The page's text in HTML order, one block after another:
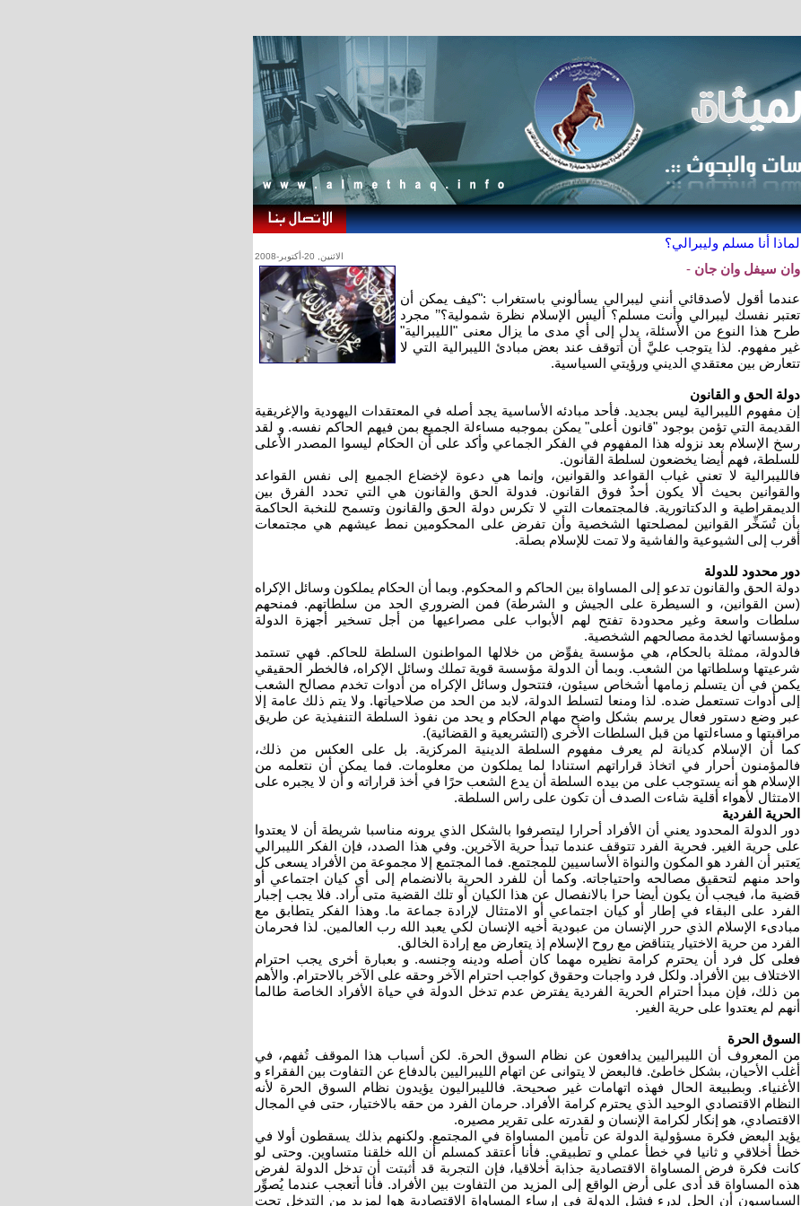
لماذا أنا مسلم وليبرالي؟
الاثنين, 20-أكتوبر-2008
وان سيفل وان جان -
عندما أقول لأصدقائي أنني ليبرالي يسألوني باستغراب :"كيف يمكن أن
تعتبر نفسك ليبرالي وأنت مسلم؟ أليس الإسلام نظرة شمولية؟’’ مجرد
طرح هذا النوع من الأسئلة، يدل إلى أي مدى ما يزال معنى "الليبرالية"
غير مفهوم. لذا يتوجب عليَّ أن أتوقف عند بعض مبادئ الليبرالية التي لا
تتعارض بين معتقدي الديني ورؤيتي السياسية.
دولة الحق و القانون
إن مفهوم الليبرالية ليس بجديد. فأحد مبادئه الأساسية يجد أصله في المعتقدات اليهودية والإغريقية
القديمة التي تؤمن بوجود "قانون أعلى" يمكن بموجبه مساءلة الجميع بمن فيهم الحاكم نفسه. و لقد
رسخ الإسلام بعد نزوله هذا المفهوم في الفكر الجماعي وأكد على أن الحكام ليسوا المصدر الأعلى
للسلطة، فهم أيضا يخضعون لسلطة القانون.
فالليبرالية لا تعني غياب القواعد والقوانين، وإنما هي دعوة لإخضاع الجميع إلى نفس القواعد
والقوانين بحيث ألا يكون أحدٌ فوق القانون. فدولة الحق والقانون هي التي تحدد الفرق بين
الديمقراطية و الدكتاتورية. فالمجتمعات التي لا تكرس دولة الحق والقانون وتسمح للنخبة الحاكمة
بأن تُسَخِّر القوانين لمصلحتها الشخصية وأن تفرض على المحكومين نمط عيشهم هي مجتمعات
أقرب إلى الشيوعية والفاشية ولا تمت للإسلام بصلة.
دور محدود للدولة
دولة الحق والقانون تدعو إلى المساواة بين الحاكم و المحكوم. وبما أن الحكام يملكون وسائل الإكراه
(سن القوانين، و السيطرة على الجيش و الشرطة) فمن الضروري الحد من سلطاتهم. فمنحهم
سلطات واسعة وغير محدودة تفتح لهم الأبواب على مصراعيها من أجل تسخير أجهزة الدولة
ومؤسساتها لخدمة مصالحهم الشخصية.
فالدولة، ممثلة بالحكام، هي مؤسسة يفوِّض من خلالها المواطنون السلطة للحاكم. فهي تستمد
شرعيتها وسلطاتها من الشعب. وبما أن الدولة مؤسسة قوية تملك وسائل الإكراه، فالخطر الحقيقي
يكمن في أن يتسلم زمامها أشخاص سيئون، فتتحول وسائل الإكراه من أدوات تخدم مصالح الشعب
إلى أدوات تستعمل ضده. لذا ومنعا لتسلط الدولة، لابد من الحد من صلاحياتها. ولا يتم ذلك عامة إلا
عبر وضع دستور فعال يرسم بشكل واضح مهام الحكام و يحد من نفوذ السلطة التنفيذية عن طريق
مراقبتها و مساءلتها من قبل السلطات الأخرى (التشريعية و القضائية).
كما أن الإسلام كديانة لم يعرف مفهوم السلطة الدينية المركزية. بل على العكس من ذلك،
فالمؤمنون أحرار في اتخاذ قراراتهم استنادا لما يملكون من معلومات. فما يمكن أن نتعلمه من
الإسلام هو أنه يستوجب على من بيده السلطة أن يدع الشعب حرًا في أخذ قراراته و أن لا يجبره على
الامتثال لأهواء أقلية شاءت الصدف أن تكون على راس السلطة.
الحرية الفردية
دور الدولة المحدود يعني أن الأفراد أحرارا ليتصرفوا بالشكل الذي يرونه مناسبا شريطة أن لا يعتدوا
على حرية الغير. فحرية الفرد تتوقف عندما تبدأ حرية الآخرين. وفي هذا الصدد، فإن الفكر الليبرالي
يَعتبر أن الفرد هو المكون والنواة الأساسيين للمجتمع. فما المجتمع إلا مجموعة من الأفراد يسعى كل
واحد منهم لتحقيق مصالحه واحتياجاته. وكما أن للفرد الحرية بالانضمام إلى أي كيان اجتماعي أو
قضية ما، فيجب أن يكون أيضا حرا بالانفصال عن هذا الكيان أو تلك القضية متى أراد. فلا يجب إجبار
الفرد على البقاء في إطار أو كيان اجتماعي أو الامتثال لإرادة جماعة ما. وهذا الفكر يتطابق مع
مبادىء الإسلام الذي حرر الإنسان من عبودية أخيه الإنسان لكي يعبد الله رب العالمين. لذا فحرمان
الفرد من حرية الاختيار يتناقض مع روح الإسلام إذ يتعارض مع إرادة الخالق.
فعلى كل فرد أن يحترم كرامة نظيره مهما كان أصله ودينه وجنسه. و بعبارة أخرى يجب احترام
الاختلاف بين الأفراد. ولكل فرد واجبات وحقوق كواجب احترام الآخر وحقه على الآخر بالاحترام. والأهم
من ذلك، فإن مبدأ احترام الحرية الفردية يفترض عدم تدخل الدولة في حياة الأفراد الخاصة طالما
أنهم لم يعتدوا على حرية الغير.
السوق الحرة
من المعروف أن الليبراليين يدافعون عن نظام السوق الحرة. لكن أسباب هذا الموقف تُفهم، في
أغلب الأحيان، بشكل خاطئ. فالبعض لا يتوانى عن اتهام الليبراليين بالدفاع عن التفاوت بين الفقراء و
الأغنياء. وبطبيعة الحال فهذه اتهامات غير صحيحة. فالليبراليون يؤيدون نظام السوق الحرة لأنه
النظام الاقتصادي الوحيد الذي يحترم كرامة الأفراد. حرمان الفرد من حقه بالاختيار، حتى في المجال
الاقتصادي، هو إنكار لكرامة الإنسان و لقدرته على تقرير مصيره.
يؤيد البعض فكرة مسؤولية الدولة عن تأمين المساواة في المجتمع. ولكنهم بذلك يسقطون أولا في
خطأ أخلاقي و ثانيا في خطأ عملي و تطبيقي. فأنا أعتقد كمسلم أن الله خلقنا متساوين. وحتى لو
كانت فكرة فرض المساواة الاقتصادية جذابة أخلاقيا، فإن التجربة قد أثبتت أن تدخل الدولة لفرض
هذه المساواة قد أدى على أرض الواقع إلى المزيد من التفاوت بين الأفراد. فأنا أتعجب عندما يُصوِّر
السياسيون أن الحل لدرء فشل الدولة في إرساء المساواة الاقتصادية هوا لمزيد من التدخل تحت